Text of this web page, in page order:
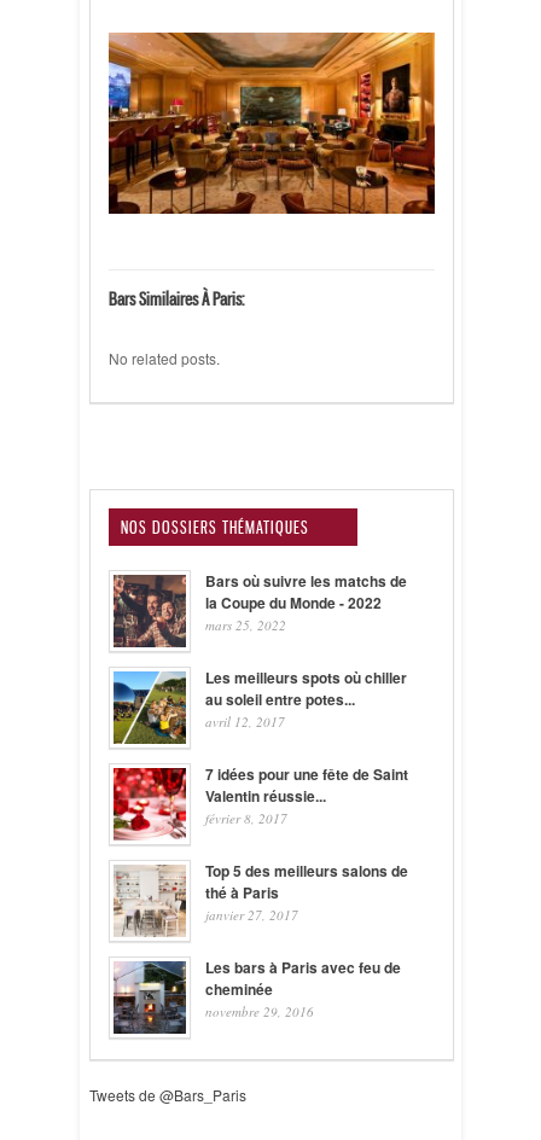
Bars Similaires À Paris:
No related posts.
NOS DOSSIERS THÉMATIQUES
Bars où suivre les matchs de
la Coupe du Monde - 2022
mars 25, 2022
Les meilleurs spots où chiller
au soleil entre potes...
avril 12, 2017
7 idées pour une fête de Saint
Valentin réussie...
février 8, 2017
Top 5 des meilleurs salons de
thé à Paris
janvier 27, 2017
Les bars à Paris avec feu de
cheminée
novembre 29, 2016
Tweets de @Bars_Paris